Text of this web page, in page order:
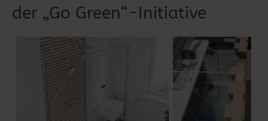
der „Go Green“-Initiative